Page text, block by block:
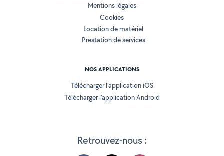
Retrouvez-nous :
Mentions légales
Cookies
Location de matériel
Prestation de services
NOS APPLICATIONS
Télécharger l’application iOS
Télécharger l’application Android